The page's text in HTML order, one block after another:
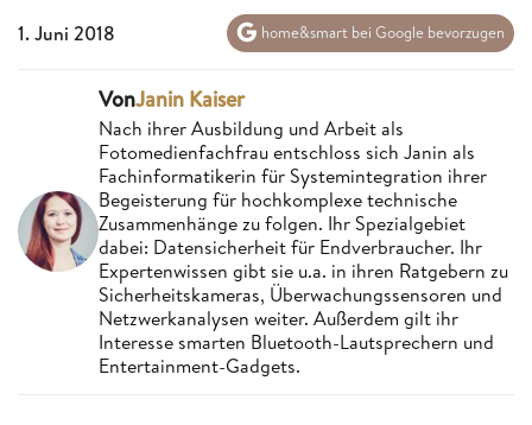
1. Juni 2018 home&smart bei Google bevorzugen
VonJanin Kaiser
Nach ihrer Ausbildung und Arbeit als
Fotomedienfachfrau entschloss sich Janin als
Fachinformatikerin für Systemintegration ihrer
Begeisterung für hochkomplexe technische
Zusammenhänge zu folgen. Ihr Spezialgebiet
dabei: Datensicherheit für Endverbraucher. Ihr
Expertenwissen gibt sie u.a. in ihren Ratgebern zu
Sicherheitskameras, Überwachungssensoren und
Netzwerkanalysen weiter. Außerdem gilt ihr
Interesse smarten Bluetooth-Lautsprechern und
Entertainment-Gadgets.